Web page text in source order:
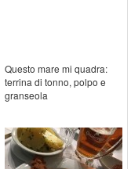
Questo mare mi quadra:
terrina di tonno, polpo e
granseola